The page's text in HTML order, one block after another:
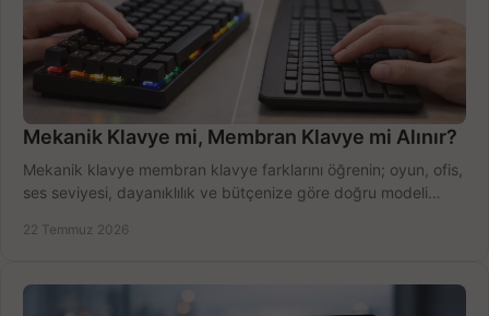
Mekanik Klavye mi, Membran Klavye mi Alınır?
Mekanik klavye membran klavye farklarını öğrenin; oyun, ofis,
ses seviyesi, dayanıklılık ve bütçenize göre doğru modeli
22 Temmuz 2026